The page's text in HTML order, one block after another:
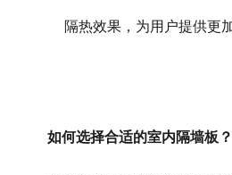
隔热效果，为用户提供更
如何选择合适的室内隔墙板？